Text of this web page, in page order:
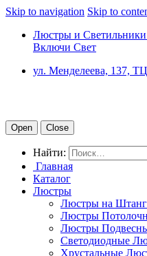
Skip to navigation Skip to
Люстры и
Включи Свет
ул. Менделеева, 137,
Open Close
Найти:
Главная
Каталог
Люстры
Люстры на
Люстры
Люстры
Светодиодные
Хрустальные